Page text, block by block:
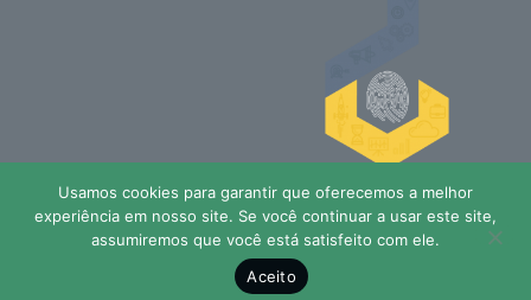
Todos os direitos reservados © Grupo ECC - 2005/2025
Políticas de privacidade
Usamos cookies para garantir que oferecemos a melhor
experiência em nosso site. Se você continuar a usar este site,
assumiremos que você está satisfeito com ele.
Aceito